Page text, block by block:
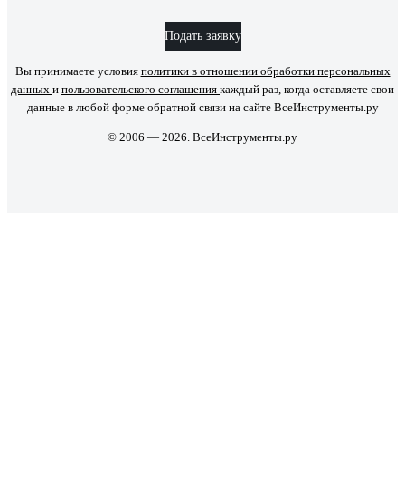
Качество, цена
Подать заявку
Вы принимаете условия политики в отношении обработки персональных
данных и пользовательского соглашения каждый раз, когда оставляете свои
данные в любой форме обратной связи на сайте ВсеИнструменты.ру
© 2006 — 2026. ВсеИнструменты.ру